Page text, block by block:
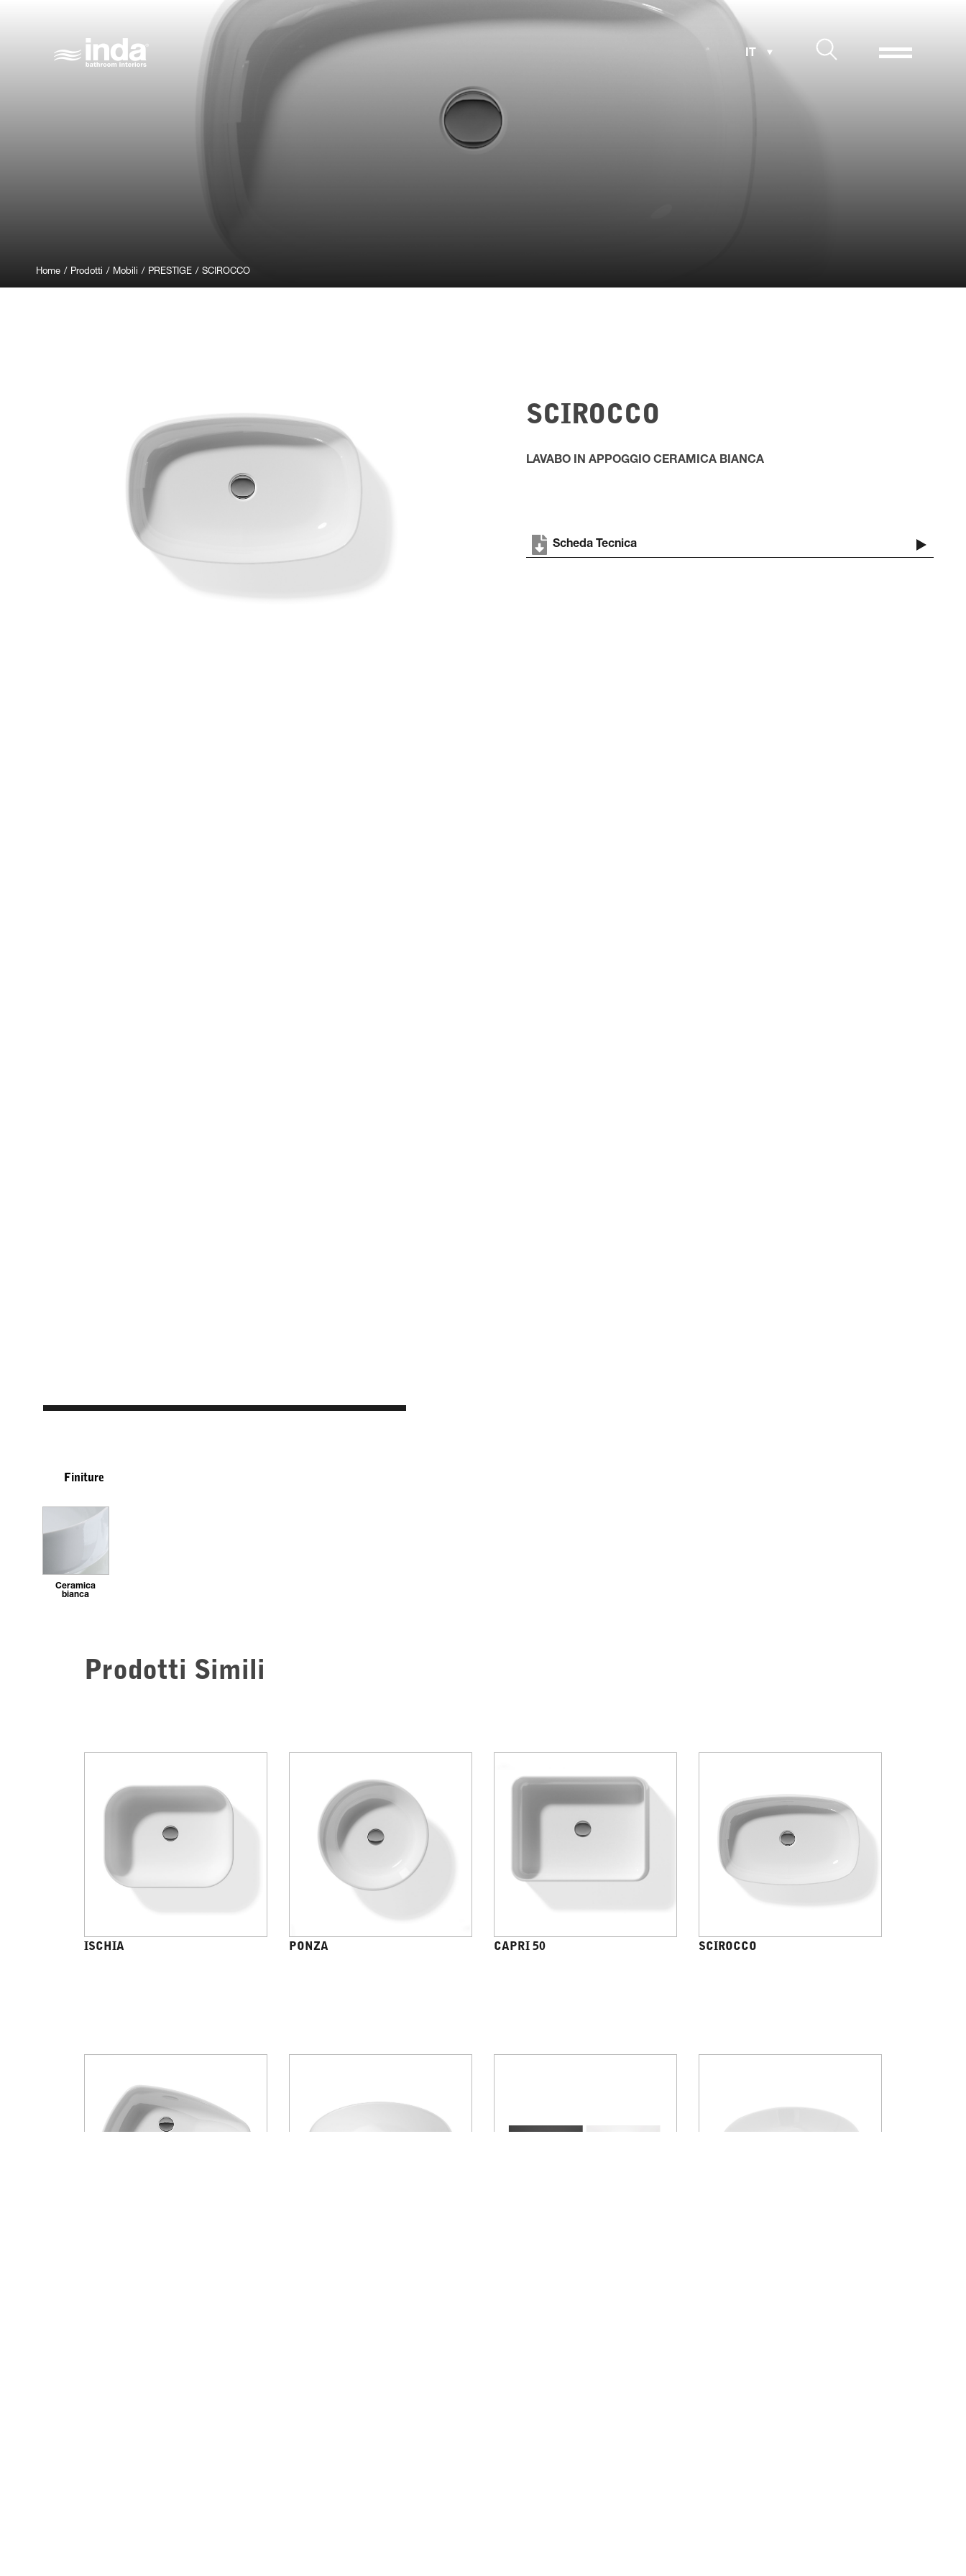
Home / Prodotti / Mobili / PRESTIGE / SCIROCCO
SCIROCCO
LAVABO IN APPOGGIO CERAMICA BIANCA
Scheda Tecnica
Finiture
Ceramica
bianca
Prodotti Simili
ISCHIA PONZA CAPRI 50 SCIROCCO